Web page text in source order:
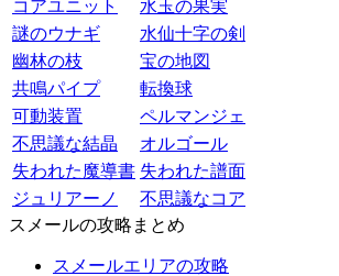
コアユニット
水玉の果実
謎のウナギ
水仙十字の剣
幽林の枝
宝の地図
共鳴パイプ
転換球
可動装置
ペルマンジェ
不思議な結晶
オルゴール
失われた魔導書 失われた譜面
ジュリアーノ
不思議なコア
スメールの攻略まとめ
スメールエリアの攻略